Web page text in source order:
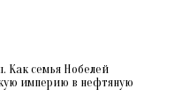
Как семья Нобелей
империю в нефтяную